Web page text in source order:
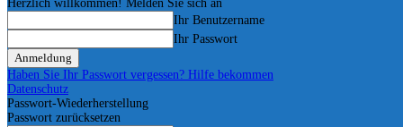
Herzlich willkommen! Melden Sie sich an
Ihr Benutzername
Ihr Passwort
Haben Sie Ihr Passwort vergessen? Hilfe bekommen
Datenschutz
Passwort-Wiederherstellung
Passwort zurücksetzen